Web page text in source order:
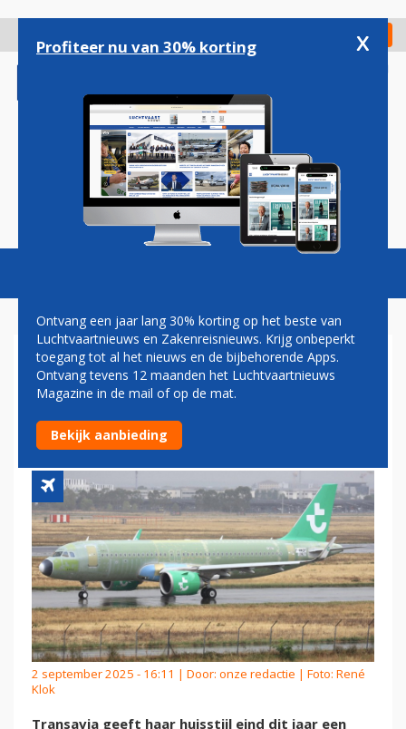
gaan
Check in
Magazine Podcasts Vacatures
GESPOT: EERSTE TRANSAVIA-
TOESTEL IN GEDEELTELIJKE
NIEUWE BESCHILDERING
2 september 2025 - 16:11 | Door: onze redactie | Foto: René
Klok
Transavia geeft haar huisstijl eind dit jaar een
Profiteer nu van 30% korting x
Ontvang een jaar lang 30% korting op het beste van
Luchtvaartnieuws en Zakenreisnieuws. Krijg onbeperkt
toegang tot al het nieuws en de bijbehorende Apps.
Ontvang tevens 12 maanden het Luchtvaartnieuws
Magazine in de mail of op de mat.
Bekijk aanbieding